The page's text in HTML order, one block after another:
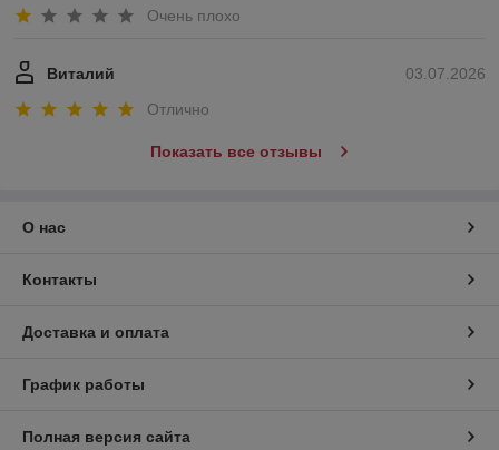
Очень плохо
03.07.2026
Виталий
Отлично
Показать все отзывы
О нас
Контакты
Доставка и оплата
График работы
Полная версия сайта